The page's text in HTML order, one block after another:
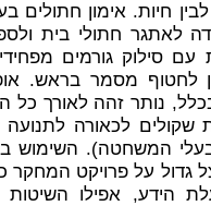
חיות. אימון חתולים
לאתגר חתולי בית
עם סילוק גורמים
לחטוף מסמר בראש.
נותר זהה לאורך כל
שקולים לכאורה
המשחטה). השימוש
גדול על פרויקט המחקר
הידע, אפילו השיטות